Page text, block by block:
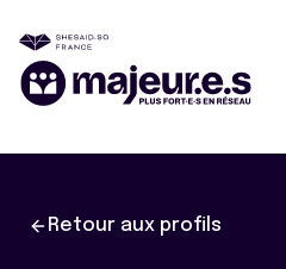
Retour aux profils